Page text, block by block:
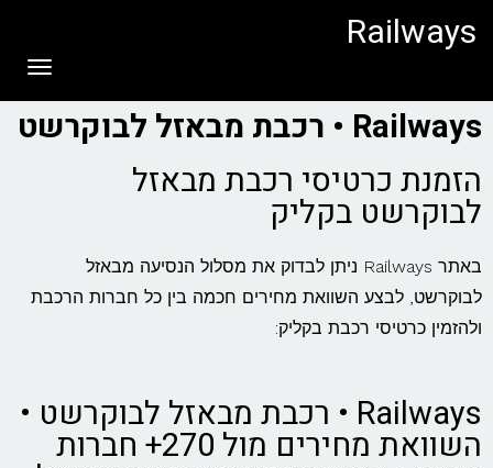
Railways
Railways • רכבת מבאזל לבוקרשט
הזמנת כרטיסי רכבת מבאזל
לבוקרשט בקליק
באתר Railways ניתן לבדוק את מסלול הנסיעה מבאזל
לבוקרשט, לבצע השוואת מחירים חכמה בין כל חברות הרכבת
ולהזמין כרטיסי רכבת בקליק:
Railways • רכבת מבאזל לבוקרשט •
השוואת מחירים מול 270+ חברות